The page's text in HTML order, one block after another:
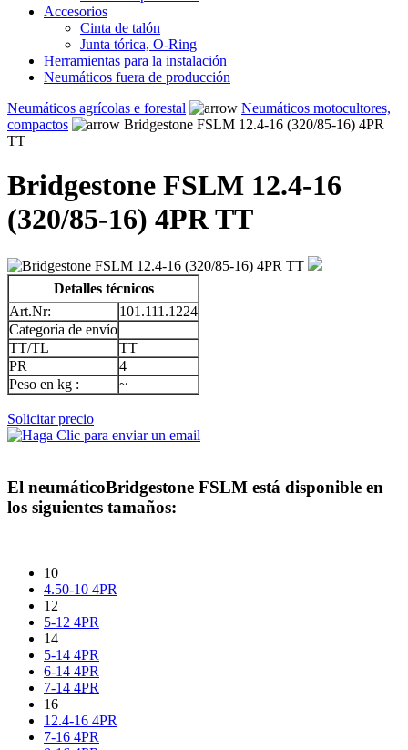
Accesorios
Cinta de talón
Junta tórica, O-Ring
Herramientas para la instalación
Neumáticos fuera de producción
Neumáticos agrícolas e forestal
Neumáticos motocultores,
compactos
Bridgestone FSLM 12.4-16 (320/85-16) 4PR
TT
Bridgestone FSLM 12.4-16
(320/85-16) 4PR TT
Detalles técnicos
Art.Nr:
101.111.1224
Categoría de envío
TT/TL
TT
PR
4
Peso en kg :
~
Solicitar precio
El neumáticoBridgestone FSLM está disponible en
los siguientes tamaños:
10
4.50-10 4PR
12
5-12 4PR
14
5-14 4PR
6-14 4PR
7-14 4PR
16
12.4-16 4PR
7-16 4PR